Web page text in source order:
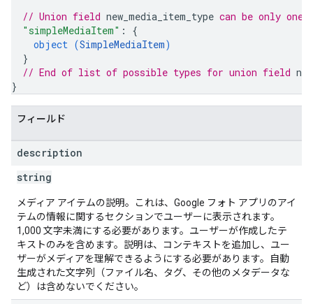
// Union field new_media_item_type can be only
"simpleMediaItem" : {
object (SimpleMediaItem)
}
// End of list of possible types for union field
}
フィールド
description
string
メディア アイテムの説明。これは、Google フォト アプリのアイ
テムの情報に関するセクションでユーザーに表示されます。
1,000 文字未満にする必要があります。ユーザーが作成したテ
キストのみを含めます。説明は、コンテキストを追加し、ユー
ザーがメディアを理解できるようにする必要があります。自動
生成された文字列（ファイル名、タグ、その他のメタデータな
ど）は含めないでください。